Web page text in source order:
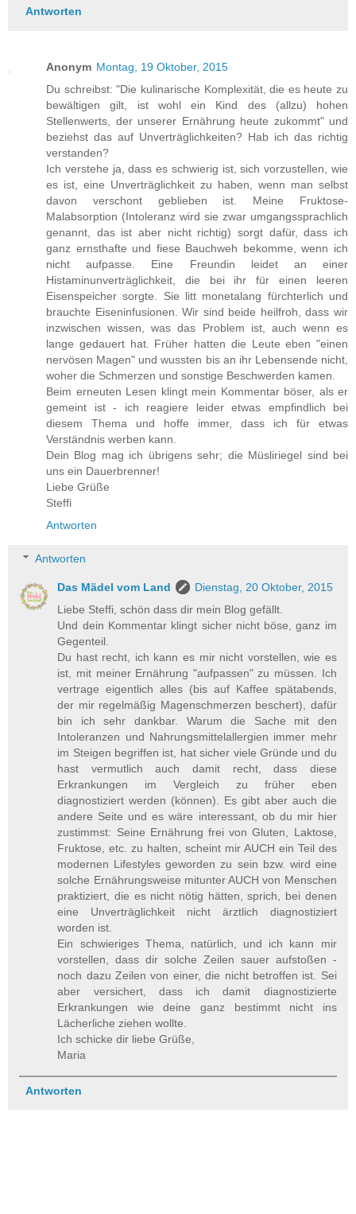
Antworten
Anonym Montag, 19 Oktober, 2015
Du schreibst: "Die kulinarische Komplexität, die es heute zu
bewältigen gilt, ist wohl ein Kind des (allzu) hohen
Stellenwerts, der unserer Ernährung heute zukommt" und
beziehst das auf Unverträglichkeiten? Hab ich das richtig
verstanden?
Ich verstehe ja, dass es schwierig ist, sich vorzustellen, wie
es ist, eine Unverträglichkeit zu haben, wenn man selbst
davon verschont geblieben ist. Meine Fruktose-
Malabsorption (Intoleranz wird sie zwar umgangssprachlich
genannt, das ist aber nicht richtig) sorgt dafür, dass ich
ganz ernsthafte und fiese Bauchweh bekomme, wenn ich
nicht aufpasse. Eine Freundin leidet an einer
Histaminunverträglichkeit, die bei ihr für einen leeren
Eisenspeicher sorgte. Sie litt monetalang fürchterlich und
brauchte Eiseninfusionen. Wir sind beide heilfroh, dass wir
inzwischen wissen, was das Problem ist, auch wenn es
lange gedauert hat. Früher hatten die Leute eben "einen
nervösen Magen" und wussten bis an ihr Lebensende nicht,
woher die Schmerzen und sonstige Beschwerden kamen.
Beim erneuten Lesen klingt mein Kommentar böser, als er
gemeint ist - ich reagiere leider etwas empfindlich bei
diesem Thema und hoffe immer, dass ich für etwas
Verständnis werben kann.
Dein Blog mag ich übrigens sehr; die Müsliriegel sind bei
uns ein Dauerbrenner!
Liebe Grüße
Steffi
Antworten
Antworten
Das Mädel vom Land
Dienstag, 20 Oktober, 2015
Liebe Steffi, schön dass dir mein Blog gefällt.
Und dein Kommentar klingt sicher nicht böse, ganz im
Gegenteil.
Du hast recht, ich kann es mir nicht vorstellen, wie es
ist, mit meiner Ernährung "aufpassen" zu müssen. Ich
vertrage eigentlich alles (bis auf Kaffee spätabends,
der mir regelmäßig Magenschmerzen beschert), dafür
bin ich sehr dankbar. Warum die Sache mit den
Intoleranzen und Nahrungsmittelallergien immer mehr
im Steigen begriffen ist, hat sicher viele Gründe und du
hast vermutlich auch damit recht, dass diese
Erkrankungen im Vergleich zu früher eben
diagnostiziert werden (können). Es gibt aber auch die
andere Seite und es wäre interessant, ob du mir hier
zustimmst: Seine Ernährung frei von Gluten, Laktose,
Fruktose, etc. zu halten, scheint mir AUCH ein Teil des
modernen Lifestyles geworden zu sein bzw. wird eine
solche Ernährungsweise mitunter AUCH von Menschen
praktiziert, die es nicht nötig hätten, sprich, bei denen
eine Unverträglichkeit nicht ärztlich diagnostiziert
worden ist.
Ein schwieriges Thema, natürlich, und ich kann mir
vorstellen, dass dir solche Zeilen sauer aufstoßen -
noch dazu Zeilen von einer, die nicht betroffen ist. Sei
aber versichert, dass ich damit diagnostizierte
Erkrankungen wie deine ganz bestimmt nicht ins
Lächerliche ziehen wollte.
Ich schicke dir liebe Grüße,
Maria
Antworten